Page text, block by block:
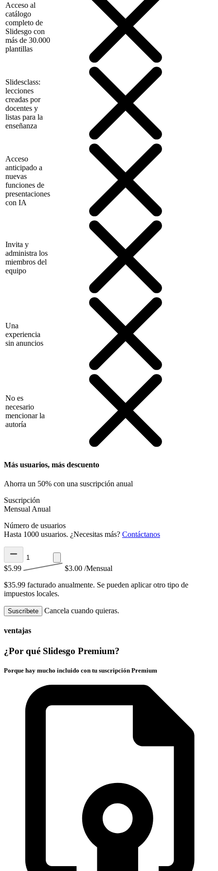
Acceso al
catálogo
completo de
Slidesgo con
más de 30.000
plantillas
Slidesclass:
lecciones
creadas por
docentes y
listas para la
enseñanza
Acceso
anticipado a
nuevas
funciones de
presentaciones
con IA
Invita y
administra los
miembros del
equipo
Una
experiencia
sin anuncios
No es
necesario
mencionar la
autoría
Más usuarios, más descuento
Ahorra un 50% con una suscripción anual
Suscripción
Mensual Anual
Número de usuarios
Hasta 1000 usuarios. ¿Necesitas más? Contáctanos
$5.99 $3.00 /Mensual
$35.99 facturado anualmente. Se pueden aplicar otro tipo de
impuestos locales.
Suscríbete Cancela cuando quieras.
ventajas
¿Por qué Slidesgo Premium?
Porque hay mucho incluido con tu suscripción Premium